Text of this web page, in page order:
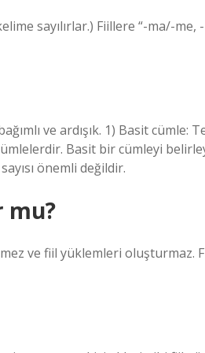
sayılırlar.) Fiillere “-ma/-
ve ardışık. 1) Basit cümle:
Basit bir cümleyi
önemli değildir.
mu?
ve fiil yüklemleri oluşturmaz.